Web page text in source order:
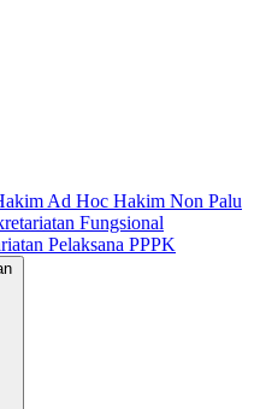
Ad Hoc Hakim Non Palu
Fungsional
Pelaksana PPPK